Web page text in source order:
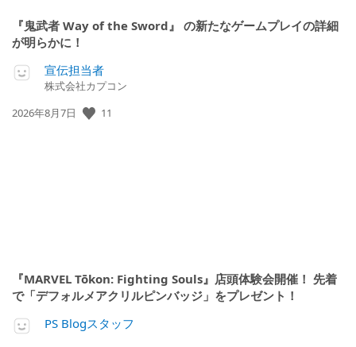
『鬼武者 Way of the Sword』 の新たなゲームプレイの詳細
が明らかに！
宣伝担当者
株式会社カプコン
公
2026年8月7日 11
『MARVEL Tōkon: Fighting Souls』店頭体験会開催！ 先着
で「デフォルメアクリルピンバッジ」をプレゼント！
PS Blogスタッフ